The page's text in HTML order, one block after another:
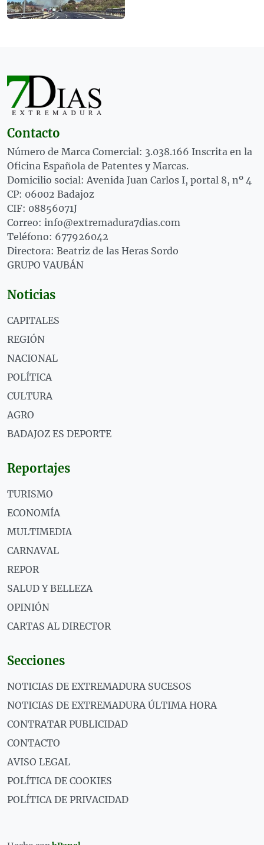
Contacto
Número de Marca Comercial: 3.038.166 Inscrita en la
Oficina Española de Patentes y Marcas.
Domicilio social: Avenida Juan Carlos I, portal 8, nº 4
CP: 06002 Badajoz
CIF: 08856071J
Correo: info@extremadura7dias.com
Teléfono: 677926042
Directora: Beatriz de las Heras Sordo
GRUPO VAUBÁN
Noticias
CAPITALES
REGIÓN
NACIONAL
POLÍTICA
CULTURA
AGRO
BADAJOZ ES DEPORTE
Reportajes
TURISMO
ECONOMÍA
MULTIMEDIA
CARNAVAL
REPOR
SALUD Y BELLEZA
OPINIÓN
CARTAS AL DIRECTOR
Secciones
NOTICIAS DE EXTREMADURA SUCESOS
NOTICIAS DE EXTREMADURA ÚLTIMA HORA
CONTRATAR PUBLICIDAD
CONTACTO
AVISO LEGAL
POLÍTICA DE COOKIES
POLÍTICA DE PRIVACIDAD